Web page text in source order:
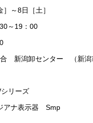
～8日［土］
～19：00
新潟卸センター （新潟
リーズ
アナ表示器 Smp